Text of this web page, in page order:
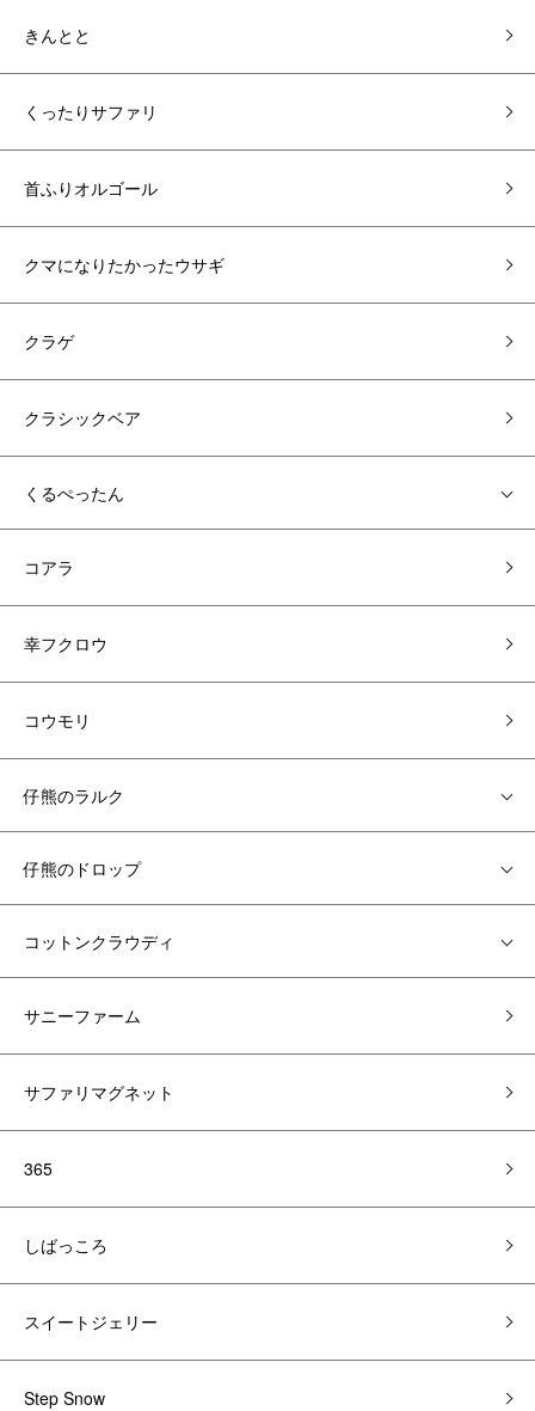
きんとと
くったりサファリ
首ふりオルゴール
クマになりたかったウサギ
クラゲ
クラシックベア
くるぺったん
コアラ
幸フクロウ
コウモリ
仔熊のラルク
仔熊のドロップ
コットンクラウディ
サニーファーム
サファリマグネット
365
しばっころ
スイートジェリー
Step Snow